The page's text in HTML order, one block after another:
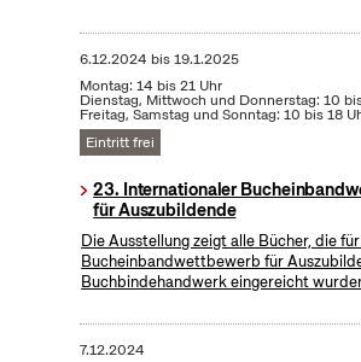
6.12.2024 bis19.1.2025
Montag: 14 bis 21 Uhr
Dienstag, Mittwoch und Donnerstag: 10
Freitag, Samstag und Sonntag: 10 bis 18
Eintritt frei
23. Internationaler
für Auszubildende
Die Ausstellung zeigt alle Bücher, die
Bucheinbandwettbewerb für
Buchbindehandwerk eingereicht
7.12.2024